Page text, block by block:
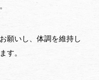
願いし、体調を維持し
す。